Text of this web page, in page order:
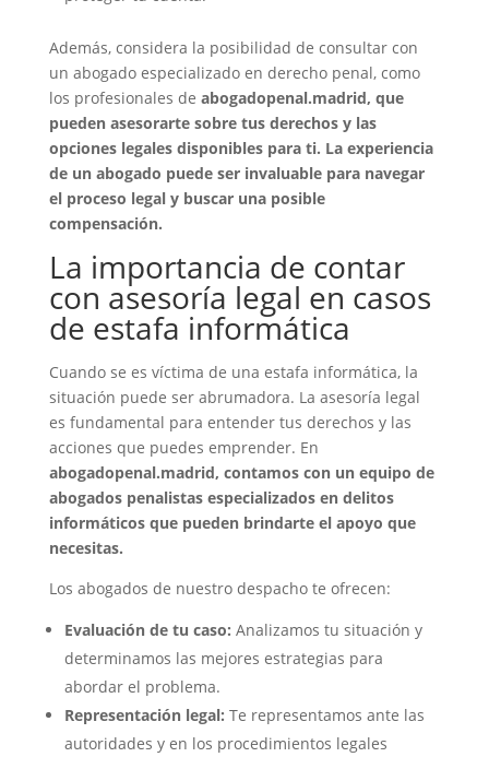
Además, considera la posibilidad de consultar con
un abogado especializado en derecho penal, como
los profesionales de abogadopenal.madrid, que
pueden asesorarte sobre tus derechos y las
opciones legales disponibles para ti. La experiencia
de un abogado puede ser invaluable para navegar
el proceso legal y buscar una posible
compensación.
La importancia de contar
con asesoría legal en casos
de estafa informática
Cuando se es víctima de una estafa informática, la
situación puede ser abrumadora. La asesoría legal
es fundamental para entender tus derechos y las
acciones que puedes emprender. En
abogadopenal.madrid, contamos con un equipo de
abogados penalistas especializados en delitos
informáticos que pueden brindarte el apoyo que
necesitas.
Los abogados de nuestro despacho te ofrecen:
Evaluación de tu caso: Analizamos tu situación y
determinamos las mejores estrategias para
abordar el problema.
Representación legal: Te representamos ante las
autoridades y en los procedimientos legales